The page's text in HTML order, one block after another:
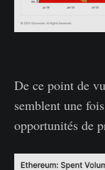
De ce point de
semblent une
opportunités de